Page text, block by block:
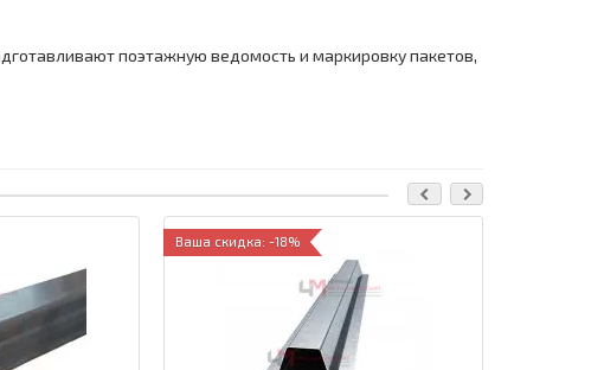
поэтажную ведомость и маркировку пакетов,
Ваша скидка: -18%